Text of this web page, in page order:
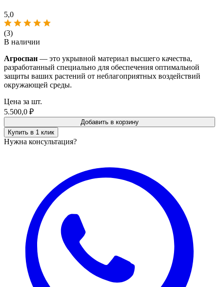
5,0
(3)
В наличии
Агроспан — это укрывной материал высшего качества,
разработанный специально для обеспечения оптимальной
защиты ваших растений от неблагоприятных воздействий
окружающей среды.
Цена за шт.
5.500,0 ₽
Добавить в корзину
Купить в 1 клик
Нужна консультация?